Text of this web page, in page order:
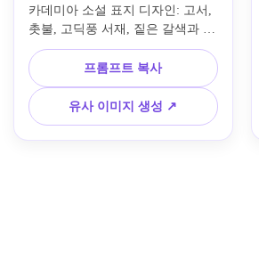
카데미아 소설 표지 디자인: 고서,
촛불, 고딕풍 서재, 짙은 갈색과 검
정, 금빛 톤, 분위기 있는 학구적
분위기, 화려한 테두리 디테일, 미
묘한 오래된 질감, 고급 빈티지 무
드, 제목과 저자용 우아한 타이포
그래피 공간.
프롬프트 복사
유사 이미지 생성 ↗